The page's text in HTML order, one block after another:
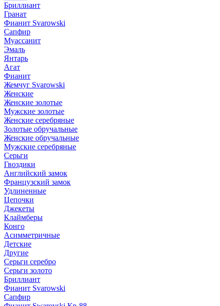
Бриллиант
Гранат
Фианит Svarowski
Сапфир
Муассанит
Эмаль
Янтарь
Агат
Фианит
Жемчуг Svarowski
Женские
Женские золотые
Мужские золотые
Женские серебряные
Золотые обручальные
Женские обручальные
Мужские серебряные
Серьги
Гвоздики
Английский замок
Французский замок
Удлиненные
Цепочки
Джекеты
Клаймберы
Конго
Асимметричные
Детские
Другие
Серьги серебро
Серьги золото
Бриллиант
Фианит Svarowski
Сапфир